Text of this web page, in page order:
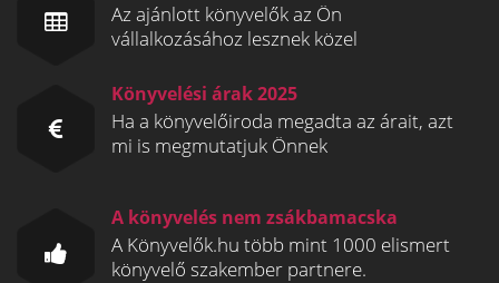
Az ajánlott könyvelők az Ön
vállalkozásához lesznek közel
Könyvelési árak 2025
Ha a könyvelőiroda megadta az árait, azt
mi is megmutatjuk Önnek
A könyvelés nem zsákbamacska
A Könyvelők.hu több mint 1000 elismert
könyvelő szakember partnere.